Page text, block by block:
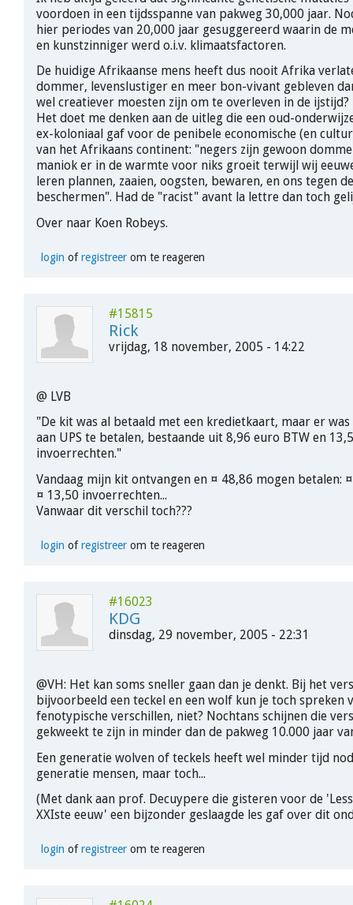
voordoen in een tijdsspanne van pakweg 30,000 jaar.
hier periodes van 20,000 jaar gesuggereerd waarin de
en kunstzinniger werd o.i.v. klimaatsfactoren.
De huidige Afrikaanse mens heeft dus nooit Afrika
dommer, levenslustiger en meer bon-vivant gebleven
wel creatiever moesten zijn om te overleven in de ijstijd?
Het doet me denken aan de uitleg die een oud-
ex-koloniaal gaf voor de penibele economische (en
van het Afrikaans continent: "negers zijn gewoon
maniok er in de warmte voor niks groeit terwijl wij
leren plannen, zaaien, oogsten, bewaren, en ons tegen
beschermen". Had de "racist" avant la lettre dan toch
Over naar Koen Robeys.
login ofregistreerom te reageren
#15815
Rick
vrijdag, 18 november, 2005 - 14:22
@ LVB
"De kit was al betaald met een kredietkaart, maar er
aan UPS te betalen, bestaande uit 8,96 euro BTW en
invoerrechten."
Vandaag mijn kit ontvangen en ¤ 48,86 mogen betalen:
¤ 13,50 invoerrechten...
Vanwaar dit verschil toch???
login ofregistreerom te reageren
#16023
KDG
dinsdag, 29 november, 2005 - 22:31
@VH: Het kan soms sneller gaan dan je denkt. Bij het
bijvoorbeeld een teckel en een wolf kun je toch spreken
fenotypische verschillen, niet? Nochtans schijnen die
gekweekt te zijn in minder dan de pakweg 10.000 jaar
Een generatie wolven of teckels heeft wel minder tijd
generatie mensen, maar toch...
(Met dank aan prof. Decuypere die gisteren voor de
XXIste eeuw' een bijzonder geslaagde les gaf over dit
login ofregistreerom te reageren